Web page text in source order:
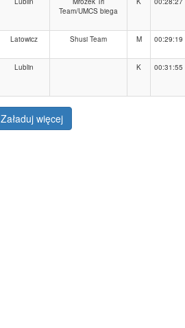
Team/UMCS biega
Latowicz Shusi Team M 00:29:19
Lublin K 00:31:55
Załaduj więcej